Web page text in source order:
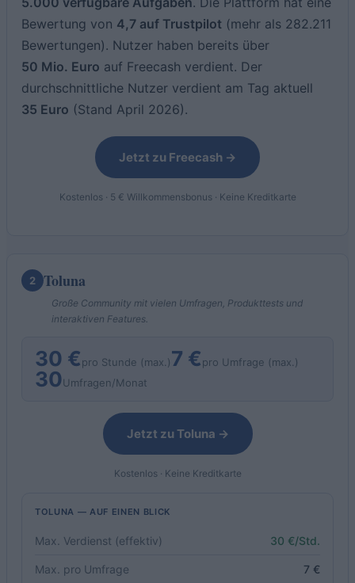
Bewertung von 4,7 auf Trustpilot (mehr als 282.211
Bewertungen). Nutzer haben bereits über
50 Mio. Euro auf Freecash verdient. Der
durchschnittliche Nutzer verdient am Tag aktuell
35 Euro (Stand April 2026).
Jetzt zu Freecash →
Kostenlos · 5 € Willkommensbonus · Keine Kreditkarte
2 Toluna
Große Community mit vielen Umfragen, Produkttests und
interaktiven Features.
30 €pro Stunde (max.)7 €pro Umfrage (max.)
30Umfragen/Monat
Jetzt zu Toluna →
Kostenlos · Keine Kreditkarte
TOLUNA — AUF EINEN BLICK
Max. Verdienst (effektiv) 30 €/Std.
Max. pro Umfrage 7 €